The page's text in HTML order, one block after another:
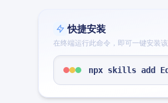
快捷安装
在终端运行此命令，即可一键安装
npx skills add